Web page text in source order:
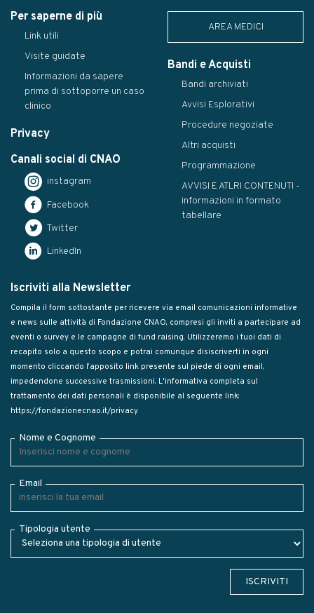
Per saperne di più
Link utili
Visite guidate
Informazioni da sapere
prima di sottoporre un caso
clinico
Privacy
Canali social di CNAO
instagram
Facebook
Twitter
LinkedIn
AREA MEDICI
Bandi e Acquisti
Bandi archiviati
Avvisi Esplorativi
Procedure negoziate
Altri acquisti
Programmazione
AVVISI E ATLRI CONTENUTI -
informazioni in formato
tabellare
Iscriviti alla Newsletter
Compila il form sottostante per ricevere via email comunicazioni informative
e news sulle attività di Fondazione CNAO, compresi gli inviti a partecipare ad
eventi o survey e le campagne di fund raising. Utilizzeremo i tuoi dati di
recapito solo a questo scopo e potrai comunque disiscriverti in ogni
momento cliccando l’apposito link presente sul piede di ogni email,
impedendone successive trasmissioni. L'informativa completa sul
trattamento dei dati personali è disponibile al seguente link:
https://fondazionecnao.it/privacy
Nome e Cognome
Email
Tipologia utente
ISCRIVITI